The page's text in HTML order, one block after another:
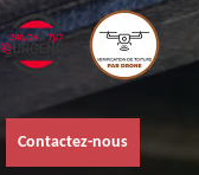
Contactez-nous